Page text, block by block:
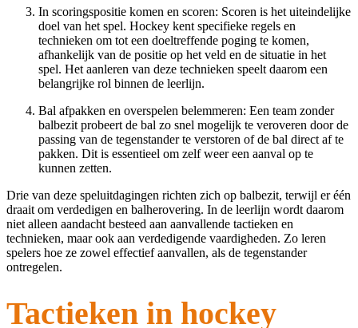
In scoringspositie komen en scoren: Scoren is het uiteindelijke
doel van het spel. Hockey kent specifieke regels en
technieken om tot een doeltreffende poging te komen,
afhankelijk van de positie op het veld en de situatie in het
spel. Het aanleren van deze technieken speelt daarom een
belangrijke rol binnen de leerlijn.
Bal afpakken en overspelen belemmeren: Een team zonder
balbezit probeert de bal zo snel mogelijk te veroveren door de
passing van de tegenstander te verstoren of de bal direct af te
pakken. Dit is essentieel om zelf weer een aanval op te
kunnen zetten.
Drie van deze speluitdagingen richten zich op balbezit, terwijl er één
draait om verdedigen en balherovering. In de leerlijn wordt daarom
niet alleen aandacht besteed aan aanvallende tactieken en
technieken, maar ook aan verdedigende vaardigheden. Zo leren
spelers hoe ze zowel effectief aanvallen, als de tegenstander
ontregelen.
Tactieken in hockey